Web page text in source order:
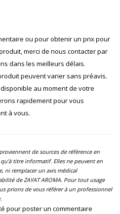
ou pour obtenir un prix pour
merci de nous contacter par
dans les meilleurs délais.
peuvent varier sans préavis.
au moment de votre
rapidement pour vous
à vous.
de sources de référence en
titre informatif. Elles ne peuvent en
ni remplacer un avis médical
de ZAYAT AROMA. Pour tout usage
prions de vous référer à un professionnel
pour poster un commentaire